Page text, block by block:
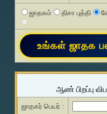
ஜாதகம் திசா புத்தி
ஆண் பிறப்பு
ஜாதகர் பெயர் :